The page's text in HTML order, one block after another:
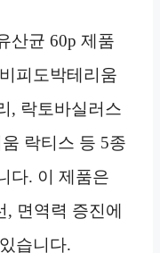
산균 60p 제품
피도박테리움
, 락토바실러스
락티스 등 5종
다. 이 제품은
면역력 증진에
습니다.